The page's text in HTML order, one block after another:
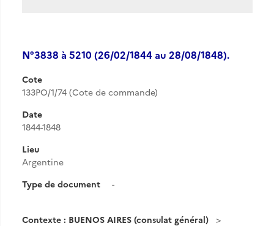
N°3838 à 5210 (26/02/1844 au 28/08/1848).
Cote
133PO/1/74 (Cote de commande)
Date
1844-1848
Lieu
Argentine
Type de document
-
Contexte : BUENOS AIRES (consulat général)